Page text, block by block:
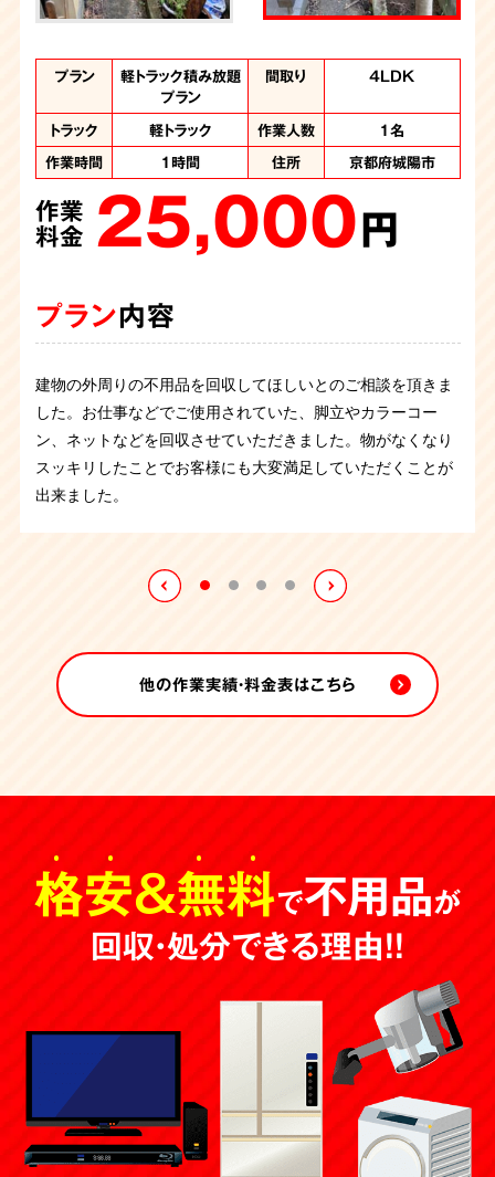
プラン
軽トラック積み放題
プラン
間取り 4LDK
トラック 軽トラック 作業人数
1名
作業時間
1時間 住所 京都府城陽市
作業
料金 25,000円
プラン内容
建物の外周りの不用品を回収してほしいとのご相談を頂きま
した。お仕事などでご使用されていた、脚立やカラーコー
ン、ネットなどを回収させていただきました。物がなくなり
スッキリしたことでお客様にも大変満足していただくことが
出来ました。
プラン 脱臭・除菌 間取り
部屋の一部
トラック
軽トラック 作業人数
2名
作業時間
4時間 住所 京都府城陽市 K様
作業
料金 150,000
プラン 内容
脱臭のご依頼でした。照明や絨毯は買い替えるとのことで回
収させていただきました。作業はトラブルなくスムーズに終
え、ご依頼者様も大変喜んでおられました。
プラン 不用品回収 間取り
2LDK
トラック
2トントラック 作業人数
2名
作業時間
2時間 住所 城陽市
作業
料金 74,000円
プラン 内容
承りました。
不用品回収のご希望をいただき、ご依頼主様宅へお伺いいた
しました。お部屋には大型家具があり、マンションのエント
ランスが狭いため、搬出が困難とのことでしたので、解体し
て搬出させていただきました。
プラン
1.5トントラック積
み放題
間取り 部屋の一部
トラック 1.5トントラック 作業人数
2名
作業時間
2時間 住所 京都府城陽市
作業
料金 60,000円
プラン内容
冷蔵庫や電子レンジ、ガスコンロ、食器棚などの家電や家具
を回収してほしいとのご依頼を承りました。1.5トントラック
詰め放題プランご利用していただきましてリーズナブルな値
段で作業を終えることができ大変満足していただくことがで
きました。
他の作業実績・料金表はこちら
格安＆無料で不用品が
回収・処分できる理由！！